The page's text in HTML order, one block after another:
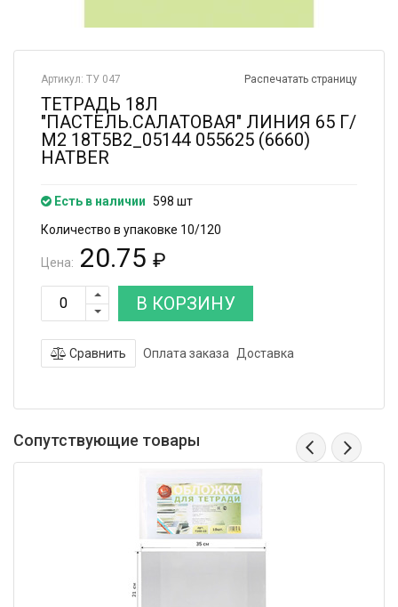
Распечатать страницу
Артикул: ТУ 047
ТЕТРАДЬ 18Л
"ПАСТЕЛЬ.САЛАТОВАЯ" ЛИНИЯ 65 Г/
М2 18Т5В2_05144 055625 (6660)
HATBER
Есть в наличии
598 шт
Количество в упаковке 10/120
Цена: 20.75 ₽
В КОРЗИНУ
Сравнить Оплата заказа Доставка
Сопутствующие товары